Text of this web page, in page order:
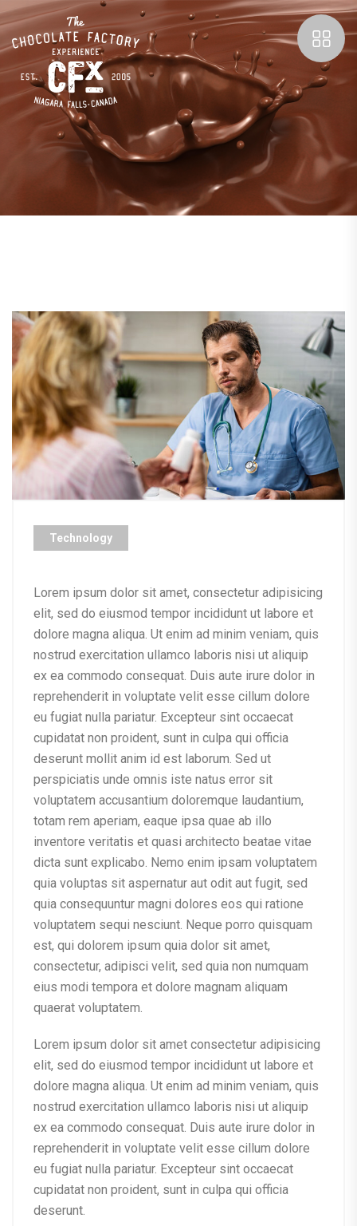
Technology
Lorem ipsum dolor sit amet, consectetur adipisicing
elit, sed do eiusmod tempor incididunt ut labore et
dolore magna aliqua. Ut enim ad minim veniam, quis
nostrud exercitation ullamco laboris nisi ut aliquip
ex ea commodo consequat. Duis aute irure dolor in
reprehenderit in voluptate velit esse cillum dolore
eu fugiat nulla pariatur. Excepteur sint occaecat
cupidatat non proident, sunt in culpa qui officia
deserunt mollit anim id est laborum. Sed ut
perspiciatis unde omnis iste natus error sit
voluptatem accusantium doloremque laudantium,
totam rem aperiam, eaque ipsa quae ab illo
inventore veritatis et quasi architecto beatae vitae
dicta sunt explicabo. Nemo enim ipsam voluptatem
quia voluptas sit aspernatur aut odit aut fugit, sed
quia consequuntur magni dolores eos qui ratione
voluptatem sequi nesciunt. Neque porro quisquam
est, qui dolorem ipsum quia dolor sit amet,
consectetur, adipisci velit, sed quia non numquam
eius modi tempora et dolore magnam aliquam
quaerat voluptatem.
Lorem ipsum dolor sit amet consectetur adipisicing
elit, sed do eiusmod tempor incididunt ut labore et
dolore magna aliqua. Ut enim ad minim veniam, quis
nostrud exercitation ullamco laboris nisi ut aliquip
ex ea commodo consequat. Duis aute irure dolor in
reprehenderit in voluptate velit esse cillum dolore
eu fugiat nulla pariatur. Excepteur sint occaecat
cupidatat non proident, sunt in culpa qui officia
deserunt.